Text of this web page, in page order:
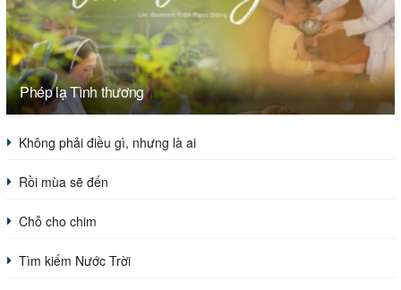
Phép lạ Tình thương
Không phải điều gì, nhưng là ai
Rồi mùa sẽ đến
Chỗ cho chim
Tìm kiếm Nước Trời